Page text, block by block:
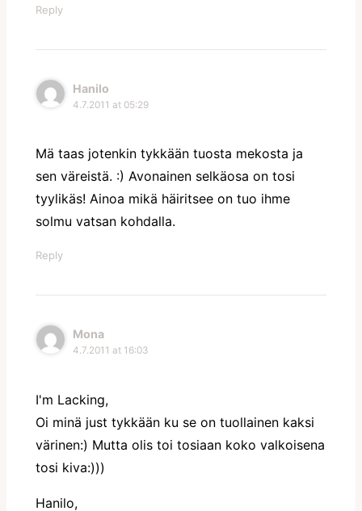
Reply
Hanilo
4.7.2011 at 05:29
Mä taas jotenkin tykkään tuosta mekosta ja
sen väreistä. :) Avonainen selkäosa on tosi
tyylikäs! Ainoa mikä häiritsee on tuo ihme
solmu vatsan kohdalla.
Reply
Mona
4.7.2011 at 16:03
I'm Lacking,
Oi minä just tykkään ku se on tuollainen kaksi
värinen:) Mutta olis toi tosiaan koko valkoisena
tosi kiva:)))
Hanilo,